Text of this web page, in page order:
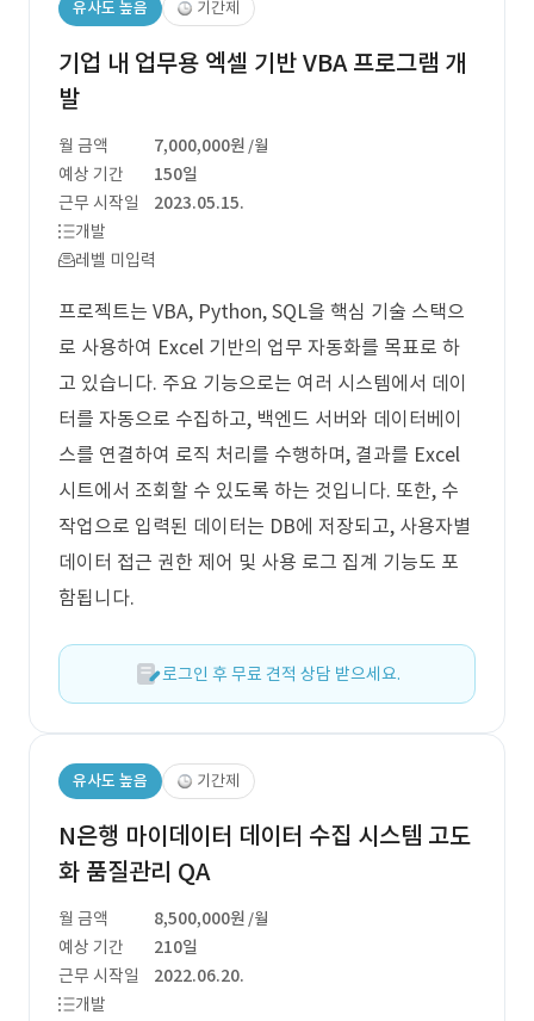
유사도 높음 기간제
기업 내 업무용 엑셀 기반 VBA 프로그램 개
발
월 금액 7,000,000원 /월
예상 기간
150일
근무 시작일
2023.05.15.
개발
레벨 미입력
프로젝트는 VBA, Python, SQL을 핵심 기술 스택으
로 사용하여 Excel 기반의 업무 자동화를 목표로 하
고 있습니다. 주요 기능으로는 여러 시스템에서 데이
터를 자동으로 수집하고, 백엔드 서버와 데이터베이
스를 연결하여 로직 처리를 수행하며, 결과를 Excel
시트에서 조회할 수 있도록 하는 것입니다. 또한, 수
작업으로 입력된 데이터는 DB에 저장되고, 사용자별
데이터 접근 권한 제어 및 사용 로그 집계 기능도 포
함됩니다.
로그인 후 무료 견적 상담 받으세요.
유사도 높음 기간제
N은행 마이데이터 데이터 수집 시스템 고도
화 품질관리 QA
월 금액 8,500,000원 /월
예상 기간
210일
근무 시작일
2022.06.20.
개발